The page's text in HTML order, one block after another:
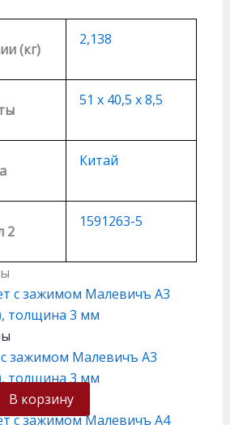
(кг)
2,138
51 х 40,5 х 8,5
Китай
2
1591263-5
зажимом Малевичъ А3
толщина 3 мм
В корзину